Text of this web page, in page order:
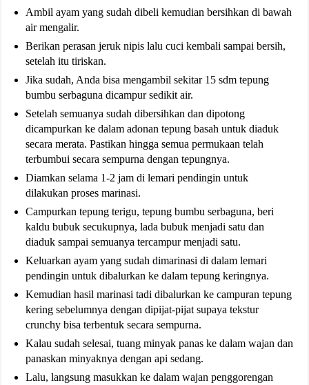
Ambil ayam yang sudah dibeli kemudian bersihkan di bawah
air mengalir.
Berikan perasan jeruk nipis lalu cuci kembali sampai bersih,
setelah itu tiriskan.
Jika sudah, Anda bisa mengambil sekitar 15 sdm tepung
bumbu serbaguna dicampur sedikit air.
Setelah semuanya sudah dibersihkan dan dipotong
dicampurkan ke dalam adonan tepung basah untuk diaduk
secara merata. Pastikan hingga semua permukaan telah
terbumbui secara sempurna dengan tepungnya.
Diamkan selama 1-2 jam di lemari pendingin untuk
dilakukan proses marinasi.
Campurkan tepung terigu, tepung bumbu serbaguna, beri
kaldu bubuk secukupnya, lada bubuk menjadi satu dan
diaduk sampai semuanya tercampur menjadi satu.
Keluarkan ayam yang sudah dimarinasi di dalam lemari
pendingin untuk dibalurkan ke dalam tepung keringnya.
Kemudian hasil marinasi tadi dibalurkan ke campuran tepung
kering sebelumnya dengan dipijat-pijat supaya tekstur
crunchy bisa terbentuk secara sempurna.
Kalau sudah selesai, tuang minyak panas ke dalam wajan dan
panaskan minyaknya dengan api sedang.
Lalu, langsung masukkan ke dalam wajan penggorengan